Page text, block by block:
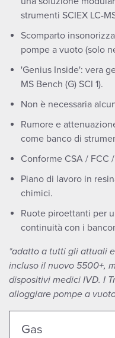
strumenti SCIEX LC-
Scomparto
pompe a vuoto (solo
'Genius Inside': vera
MS Bench (G) SCI 1).
Non è necessaria
Rumore e
come banco di
Conforme CSA / FCC
Piano di lavoro in
chimici.
Ruote piroettanti per
continuità con i
*adatto a tutti gli attuali
incluso il nuovo 5500+,
dispositivi medici IVD. I
alloggiare pompe a
Gas